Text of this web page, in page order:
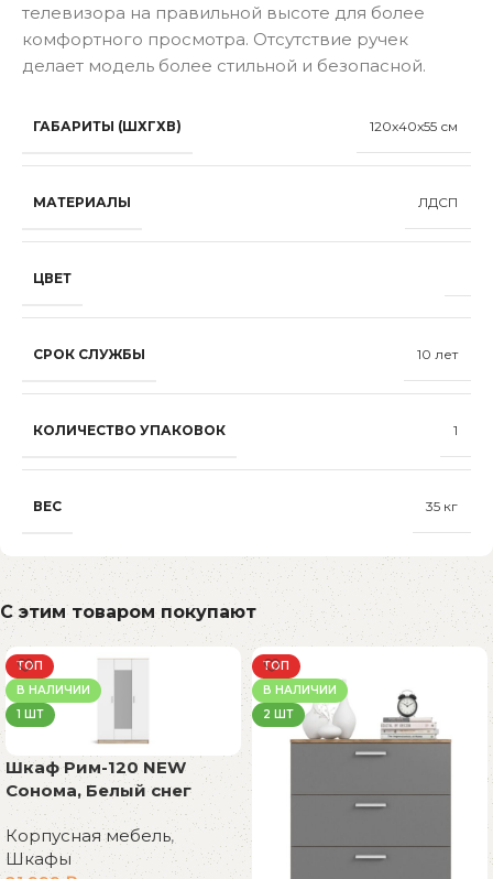
телевизора на правильной высоте для более
комфортного просмотра. Отсутствие ручек
делает модель более стильной и безопасной.
ГАБАРИТЫ (ШХГХВ) 120x40x55 см
МАТЕРИАЛЫ ЛДСП
ЦВЕТ
СРОК СЛУЖБЫ 10 лет
КОЛИЧЕСТВО УПАКОВОК 1
ВЕС 35 кг
С этим товаром покупают
ТОП
В НАЛИЧИИ
1 ШТ
Шкаф Рим-120 NEW
Сонома, Белый снег
Корпусная мебель,
Шкафы
ТОП
В НАЛИЧИИ
2 ШТ